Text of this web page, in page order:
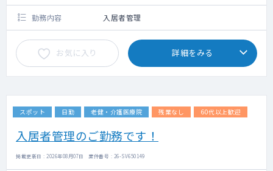
勤務内容 入居者管理
お気に入り 詳細をみる
スポット 日勤 老健・介護医療院 残業なし 60代以上歓迎
入居者管理のご勤務です！
掲載更新日 : 2026年08月07日 案件番号 : 26-SV650149